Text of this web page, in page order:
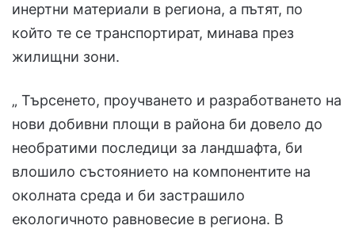
инертни материали в региона, а пътят, по
който те се транспортират, минава през
жилищни зони.
„ Търсенето, проучването и разработването на
нови добивни площи в района би довело до
необратими последици за ландшафта, би
влошило състоянието на компонентите на
околната среда и би застрашило
екологичното равновесие в региона. В